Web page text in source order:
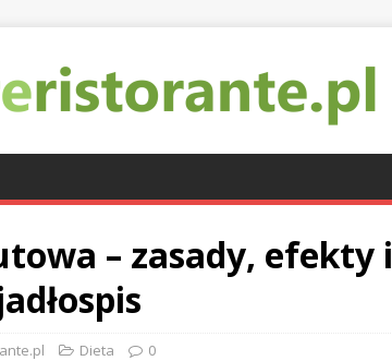
– zasady, efekty i
Dieta 0